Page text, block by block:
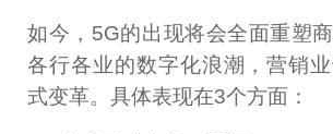
如今，5G的出现将会全面重塑
各行各业的数字化浪潮，营销
式变革。具体表现在3个方面：